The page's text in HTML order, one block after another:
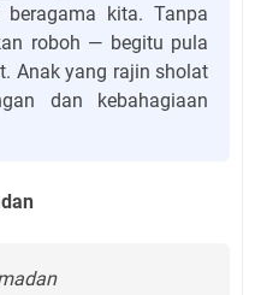
kita. Tanpa
roboh — begitu pula
Anak yang rajin sholat
dan kebahagiaan